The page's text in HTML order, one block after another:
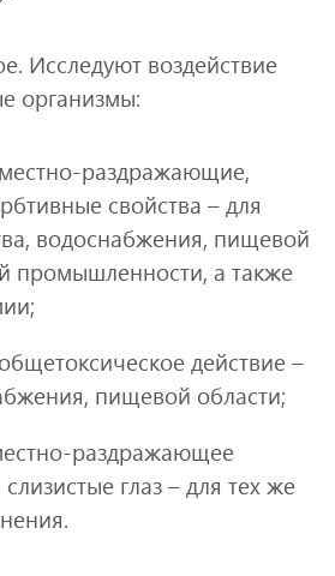
Исследуют воздействие
организмы:
свойства – для
водоснабжения, пищевой
промышленности, а также
действие –
пищевой области;
глаз – для тех же